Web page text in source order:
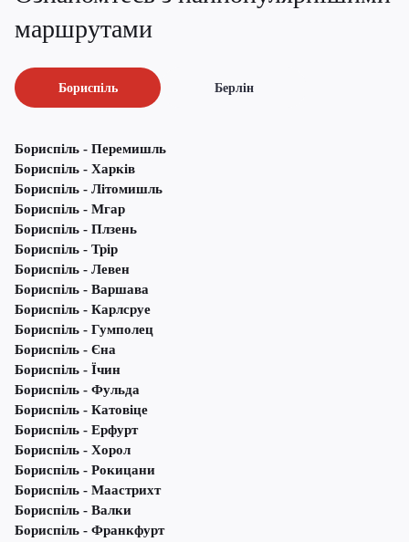
маршрутами
Бориспіль Берлін
Бориспіль - Перемишль
Бориспіль - Харків
Бориспіль - Літомишль
Бориспіль - Мгар
Бориспіль - Плзень
Бориспіль - Трір
Бориспіль - Левен
Бориспіль - Варшава
Бориспіль - Карлсруе
Бориспіль - Гумполец
Бориспіль - Єна
Бориспіль - Їчин
Бориспіль - Фульда
Бориспіль - Катовіце
Бориспіль - Ерфурт
Бориспіль - Хорол
Бориспіль - Рокицани
Бориспіль - Маастрихт
Бориспіль - Валки
Бориспіль - Франкфурт